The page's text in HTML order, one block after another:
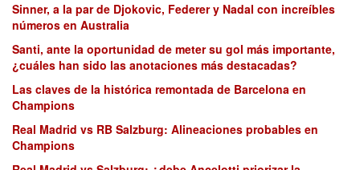
Sinner, a la par de Djokovic, Federer y Nadal con increíbles
números en Australia
Santi, ante la oportunidad de meter su gol más importante,
¿cuáles han sido las anotaciones más destacadas?
Las claves de la histórica remontada de Barcelona en
Champions
Real Madrid vs RB Salzburg: Alineaciones probables en
Champions